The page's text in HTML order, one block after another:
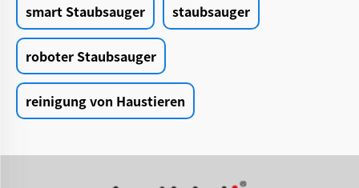
smart Staubsauger staubsauger
roboter Staubsauger
reinigung von Haustieren